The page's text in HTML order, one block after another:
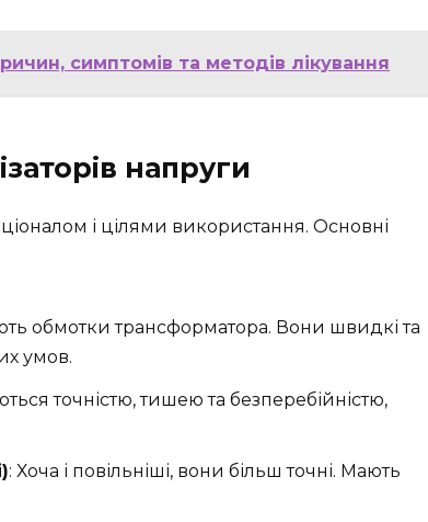
симптомів та методів лікування
напруги
і цілями використання. Основні
обмотки трансформатора. Вони швидкі та
умов.
точністю, тишею та безперебійністю,
: Хоча і повільніші, вони більш точні. Мають